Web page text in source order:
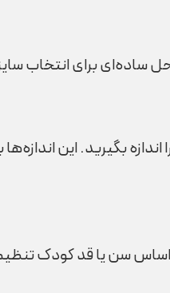
ساده‌ای برای انتخاب
اندازه بگیرید. این
سن یا قد کودک